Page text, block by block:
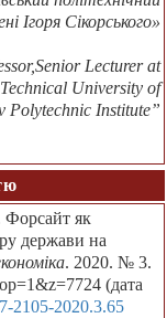
Ігоря Сікорського»
Lecturer at
University of
Polytechnic Institute”
як
держави на
. 2020. № 3.
(дата
2105-2020.3.65